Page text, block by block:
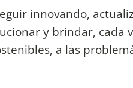
innovando,
y brindar, cada
a las